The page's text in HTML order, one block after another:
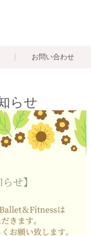
お問い合わせ
らせ